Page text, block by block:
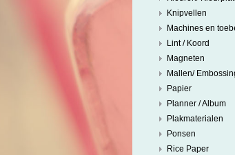
Knipvellen
Machines en
Lint / Koord
Magneten
Mallen/
Papier
Planner / Album
Plakmaterialen
Ponsen
Rice Paper